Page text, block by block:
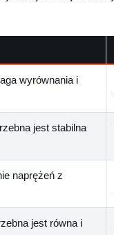
wyrównania i
jest stabilna
naprężeń z
jest równa i